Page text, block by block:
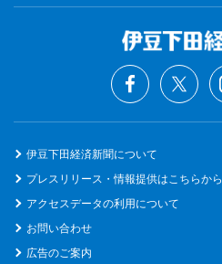
伊豆下田経済新聞について
プレスリリース・情報提供はこちらから
アクセスデータの利用について
お問い合わせ
広告のご案内